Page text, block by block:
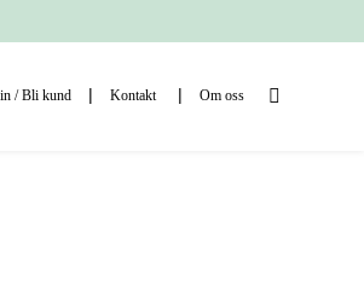
/ Bli kund Kontakt Om oss